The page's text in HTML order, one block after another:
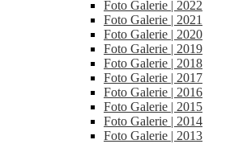
Foto Galerie | 2022
Foto Galerie | 2021
Foto Galerie | 2020
Foto Galerie | 2019
Foto Galerie | 2018
Foto Galerie | 2017
Foto Galerie | 2016
Foto Galerie | 2015
Foto Galerie | 2014
Foto Galerie | 2013